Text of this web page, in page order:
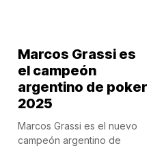
Marcos Grassi es
el campeón
argentino de poker
2025
Marcos Grassi es el nuevo
campeón argentino de